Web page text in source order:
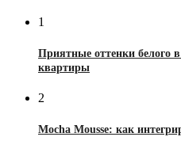
1
Приятные оттенки белого
квартиры
2
Mocha Mousse: как